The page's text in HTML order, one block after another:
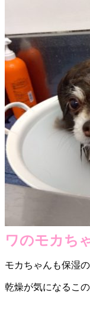
ワのモカち
モカちゃんも保湿
乾燥が気になるこ